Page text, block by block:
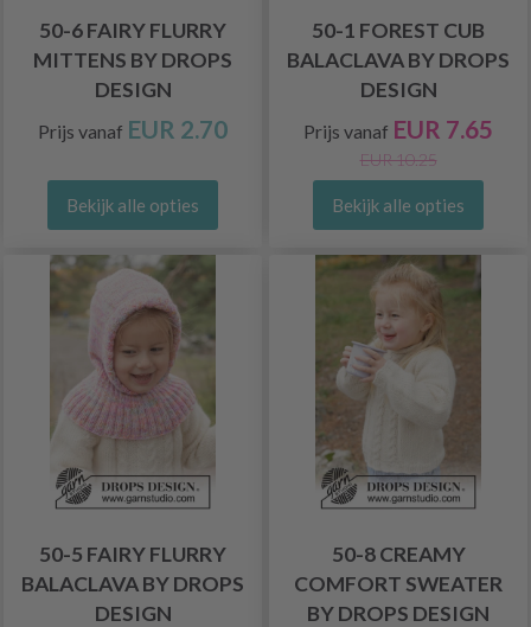
50-6 FAIRY FLURRY
MITTENS BY DROPS
DESIGN
Prijs vanaf EUR 2.70
Bekijk alle opties
50-1 FOREST CUB
BALACLAVA BY DROPS
DESIGN
Prijs vanaf EUR 7.65
EUR 10.25
Bekijk alle opties
50-5 FAIRY FLURRY
BALACLAVA BY DROPS
DESIGN
50-8 CREAMY
COMFORT SWEATER
BY DROPS DESIGN